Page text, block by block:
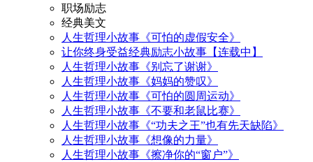
职场励志
经典美文
人生哲理小故事《可怕的虚假安全》
让你终身受益经典励志小故事【连载中】
人生哲理小故事《别忘了谢谢》
人生哲理小故事《妈妈的赞叹》
人生哲理小故事《可怕的圆周运动》
人生哲理小故事《不要和老鼠比赛》
人生哲理小故事《“功夫之王”也有先天缺陷》
人生哲理小故事《想像的力量》
人生哲理小故事《擦净你的“窗户”》